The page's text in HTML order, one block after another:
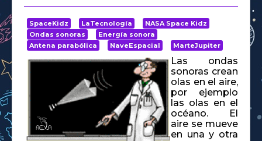
SpaceKidz LaTecnología
NASA Space Kidz
Ondas sonoras
Energía sonora
Antena parabólica
NaveEspacial MarteJupiter
Las ondas
sonoras crean
olas en el aire,
por ejemplo
las olas en el
océano. El
aire se mueve
en una y otra